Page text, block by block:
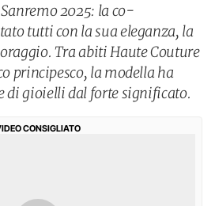
2025: la co-
tutti con la sua eleganza, la
Tra abiti Haute Couture
principesco, la modella ha
di gioielli dal forte significato.
CONSIGLIATO